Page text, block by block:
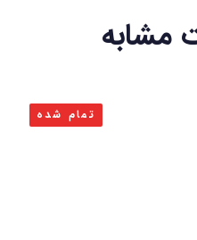
مشابه
تمام شده